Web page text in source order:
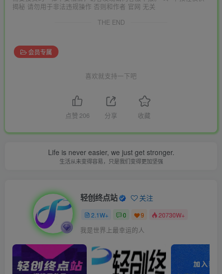
揭秘 请勿用于非法违规操作 否则和作者 官网 无关
THE END
会员专属
喜欢就支持一下吧
点赞 206 分享 收藏
Life is never easier, we just get stronger.
生活从未变得容易，只是我们变得更加坚强
轻创终点站 关注
2.1W+ 0 9 20730W+
我是世界上最幸运的人